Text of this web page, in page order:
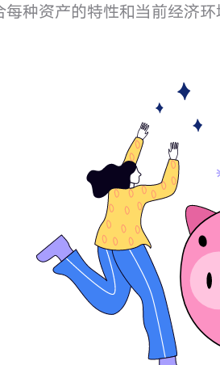
种资产的特性和当前经济